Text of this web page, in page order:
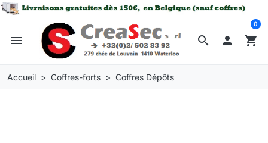
search
menu  shopping_cart
0
Accueil Coffres-forts Coffres Dépôts